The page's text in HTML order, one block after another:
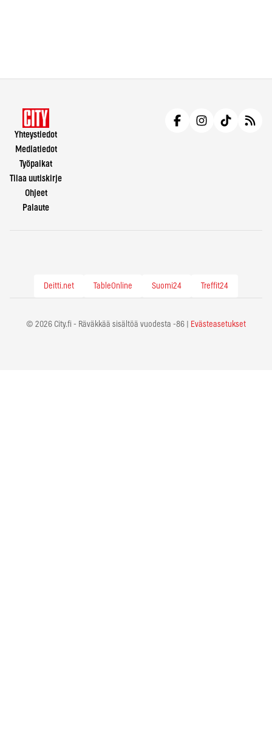
Yhteystiedot
Mediatiedot
Työpaikat
Tilaa uutiskirje
Ohjeet
Palaute
Deitti.net TableOnline Suomi24 Treffit24
© 2026 City.fi - Räväkkää sisältöä vuodesta -86 | Evästeasetukset